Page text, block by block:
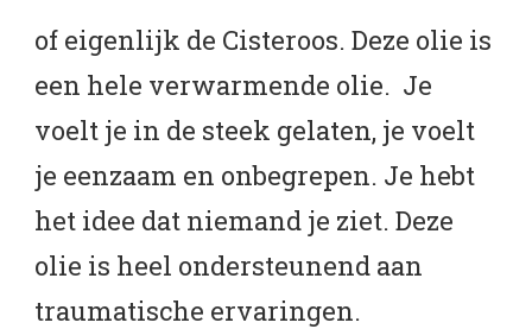
of eigenlijk de Cisteroos. Deze olie is
een hele verwarmende olie. Je
voelt je in de steek gelaten, je voelt
je eenzaam en onbegrepen. Je hebt
het idee dat niemand je ziet. Deze
olie is heel ondersteunend aan
traumatische ervaringen.